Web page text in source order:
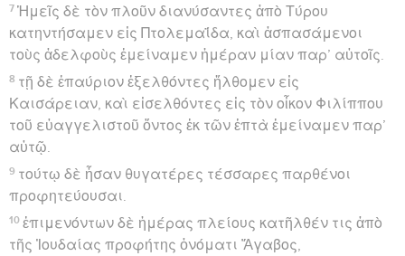
7 Ἡμεῖς δὲ τὸν πλοῦν διανύσαντες ἀπὸ Τύρου
κατηντήσαμεν εἰς Πτολεμαΐδα, καὶ ἀσπασάμενοι
τοὺς ἀδελφοὺς ἐμείναμεν ἡμέραν μίαν παρ’ αὐτοῖς.
8 τῇ δὲ ἐπαύριον ἐξελθόντες ἤλθομεν εἰς
Καισάρειαν, καὶ εἰσελθόντες εἰς τὸν οἶκον Φιλίππου
τοῦ εὐαγγελιστοῦ ὄντος ἐκ τῶν ἑπτὰ ἐμείναμεν παρ’
αὐτῷ.
9 τούτῳ δὲ ἦσαν θυγατέρες τέσσαρες παρθένοι
προφητεύουσαι.
10 ἐπιμενόντων δὲ ἡμέρας πλείους κατῆλθέν τις ἀπὸ
τῆς Ἰουδαίας προφήτης ὀνόματι Ἅγαβος,